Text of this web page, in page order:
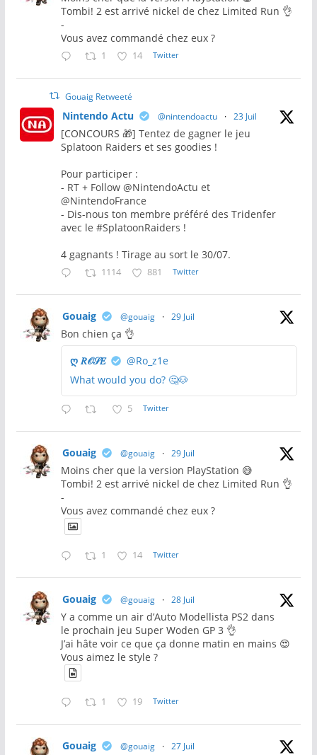
Tombi! 2 est arrivé nickel de chez Limited Run 👌
-
Vous avez commandé chez eux ?
1 14 Twitter
Gouaig Retweeté
Nintendo Actu @nintendoactu · 23 Juil
[CONCOURS 🎁] Tentez de gagner le jeu
Splatoon Raiders et ses goodies !
Pour participer :
- RT + Follow @NintendoActu et
@NintendoFrance
- Dis-nous ton membre préféré des Tridenfer
avec le #SplatoonRaiders !
4 gagnants ! Tirage au sort le 30/07.
1114 881 Twitter
Gouaig @gouaig · 29 Juil
Bon chien ça 👌
ღ 𝑅𝒪𝒮𝐸
@Ro_z1e
What would you do? 🤔🐶
5 Twitter
Gouaig @gouaig · 29 Juil
Moins cher que la version PlayStation 😅
Tombi! 2 est arrivé nickel de chez Limited Run 👌
-
Vous avez commandé chez eux ?
1 14 Twitter
Gouaig @gouaig · 28 Juil
Y a comme un air d’Auto Modellista PS2 dans
le prochain jeu Super Woden GP 3 👌
J’ai hâte voir ce que ça donne matin en mains 😍
Vous aimez le style ?
1 19 Twitter
Gouaig @gouaig · 27 Juil